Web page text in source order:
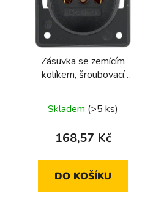
Zásuvka se zemícím
kolíkem, šroubovací
Berker Integro,
antracitová
Skladem (>5 ks)
168,57 Kč
DO KOŠÍKU